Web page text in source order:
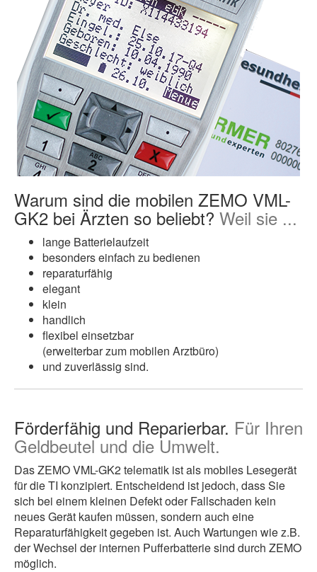
Warum sind die mobilen ZEMO VML-
GK2 bei Ärzten so beliebt? Weil sie ...
lange Batterielaufzeit
besonders einfach zu bedienen
reparaturfähig
elegant
klein
handlich
flexibel einsetzbar
(erweiterbar zum mobilen Arztbüro)
und zuverlässig sind.
Förderfähig und Reparierbar. Für Ihren
Geldbeutel und die Umwelt.
Das ZEMO VML-GK2 telematik ist als mobiles Lesegerät
für die TI konzipiert. Entscheidend ist jedoch, dass Sie
sich bei einem kleinen Defekt oder Fallschaden kein
neues Gerät kaufen müssen, sondern auch eine
Reparaturfähigkeit gegeben ist. Auch Wartungen wie z.B.
der Wechsel der internen Pufferbatterie sind durch ZEMO
möglich.